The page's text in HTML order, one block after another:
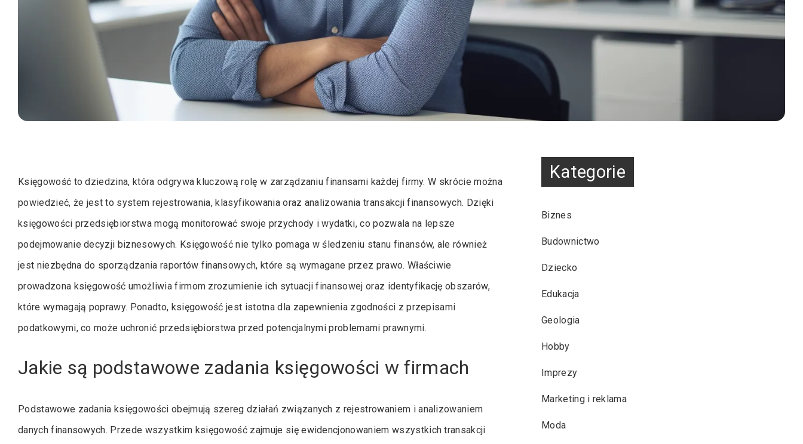
Księgowość to dziedzina, która odgrywa kluczową rolę w zarządzaniu finansami każdej firmy. W skrócie można
powiedzieć, że jest to system rejestrowania, klasyfikowania oraz analizowania transakcji finansowych. Dzięki
księgowości przedsiębiorstwa mogą monitorować swoje przychody i wydatki, co pozwala na lepsze
podejmowanie decyzji biznesowych. Księgowość nie tylko pomaga w śledzeniu stanu finansów, ale również
jest niezbędna do sporządzania raportów finansowych, które są wymagane przez prawo. Właściwie
prowadzona księgowość umożliwia firmom zrozumienie ich sytuacji finansowej oraz identyfikację obszarów,
które wymagają poprawy. Ponadto, księgowość jest istotna dla zapewnienia zgodności z przepisami
podatkowymi, co może uchronić przedsiębiorstwa przed potencjalnymi problemami prawnymi.
Jakie są podstawowe zadania księgowości w firmach
Podstawowe zadania księgowości obejmują szereg działań związanych z rejestrowaniem i analizowaniem
danych finansowych. Przede wszystkim księgowość zajmuje się ewidencjonowaniem wszystkich transakcji
Kategorie
Biznes
Budownictwo
Dziecko
Edukacja
Geologia
Hobby
Imprezy
Marketing i reklama
Moda